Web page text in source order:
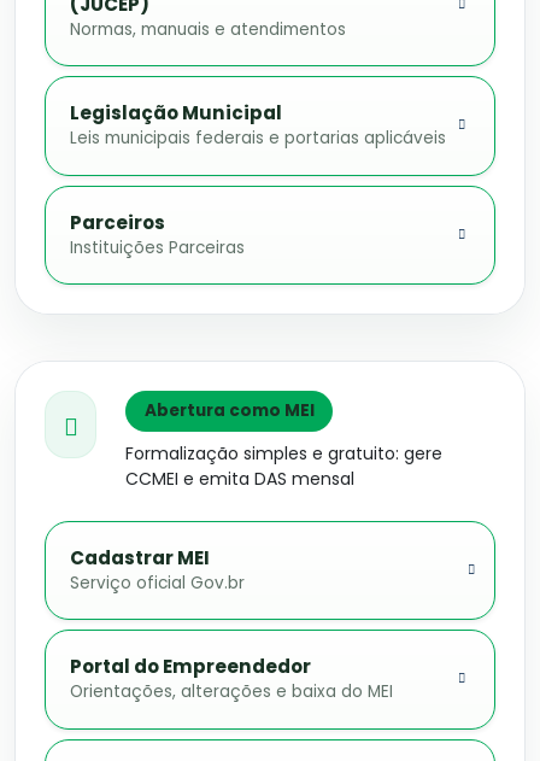
Normas, manuais e atendimentos
Legislação Municipal
Leis municipais federais e portarias aplicáveis
Parceiros
Instituições Parceiras
Abertura como MEI
Formalização simples e gratuito: gere
CCMEI e emita DAS mensal
Cadastrar MEI
Serviço oficial Gov.br
Portal do Empreendedor
Orientações, alterações e baixa do MEI